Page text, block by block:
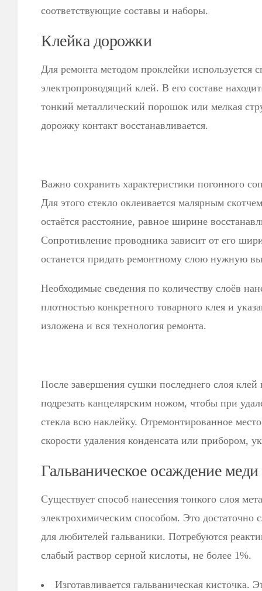
соответствующие составы и наборы.
Клейка дорожки
Для ремонта методом проклейки используется
электропроводящий клей. В его составе
тонкий металлический порошок или мелкая
дорожку контакт восстанавливается.
Важно сохранить характеристики погонного
Для этого стекло оклеивается малярным
остаётся расстояние, равное ширине
Сопротивление проводника зависит от его
останется придать ремонтному слою нужную
Необходимые сведения по количеству слоёв
плотностью конкретного товарного клея и
изложена и вся технология ремонта.
После завершения сушки последнего слоя клей
подрезать канцелярским ножом, чтобы при
стекла всю наклейку. Отремонтированное
скорости удаления конденсата или прибором,
Гальваническое осаждение меди
Существует способ нанесения тонкого слоя
электрохимическим способом. Это достаточно
для любителей гальваники. Потребуются
слабый раствор серной кислоты, не более 1%.
Изготавливается гальваническая кисточка.